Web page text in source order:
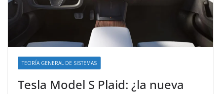
TEORÍA GENERAL DE SISTEMAS
Tesla Model S Plaid: ¿la nueva